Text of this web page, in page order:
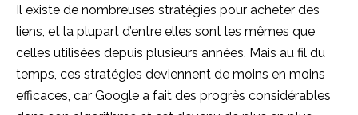
Il existe de nombreuses stratégies pour acheter des
liens, et la plupart d’entre elles sont les mêmes que
celles utilisées depuis plusieurs années. Mais au fil du
temps, ces stratégies deviennent de moins en moins
efficaces, car Google a fait des progrès considérables